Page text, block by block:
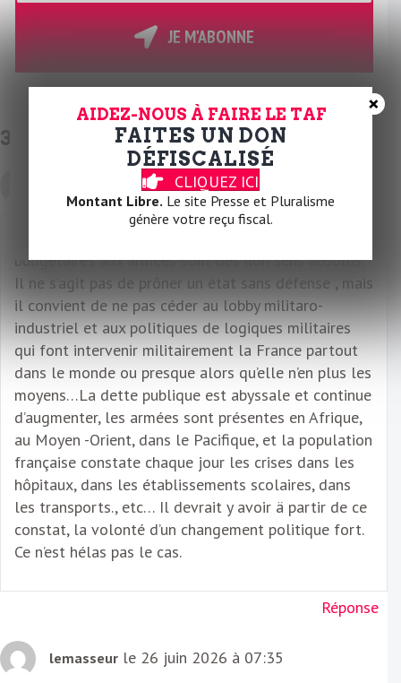
E
JE M'ABONNE
3 commentaires
le 25 juin 2026 à 17:23
budgétaires aux armées sont des non sens absolus.
Il ne s’agit pas de prôner un état sans défense , mais
il convient de ne pas céder au lobby militaro-
industriel et aux politiques de logiques militaires
qui font intervenir militairement la France partout
dans le monde ou presque alors qu’elle n’en plus les
moyens…La dette publique est abyssale et continue
d’augmenter, les armées sont présentes en Afrique,
au Moyen -Orient, dans le Pacifique, et la population
française constate chaque jour les crises dans les
hôpitaux, dans les établissements scolaires, dans
les transports., etc… Il devrait y avoir ä partir de ce
constat, la volonté d’un changement politique fort.
Ce n’est hélas pas le cas.
Réponse
lemasseur le 26 juin 2026 à 07:35
AIDEZ-NOUS À FAIRE LE TAF
FAITES UN DON
DÉFISCALISÉ
CLIQUEZ ICI
Montant Libre. Le site Presse et Pluralisme
génère votre reçu fiscal.
×